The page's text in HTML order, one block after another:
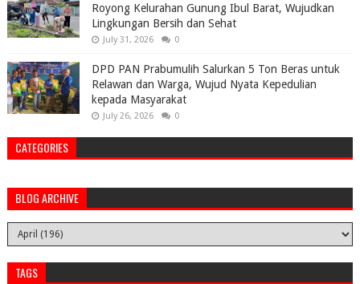
Royong Kelurahan Gunung Ibul Barat, Wujudkan
Lingkungan Bersih dan Sehat
July 31, 2026 0
DPD PAN Prabumulih Salurkan 5 Ton Beras untuk
Relawan dan Warga, Wujud Nyata Kepedulian
kepada Masyarakat
July 26, 2026 0
CATEGORIES
BLOG ARCHIVE
TAGS